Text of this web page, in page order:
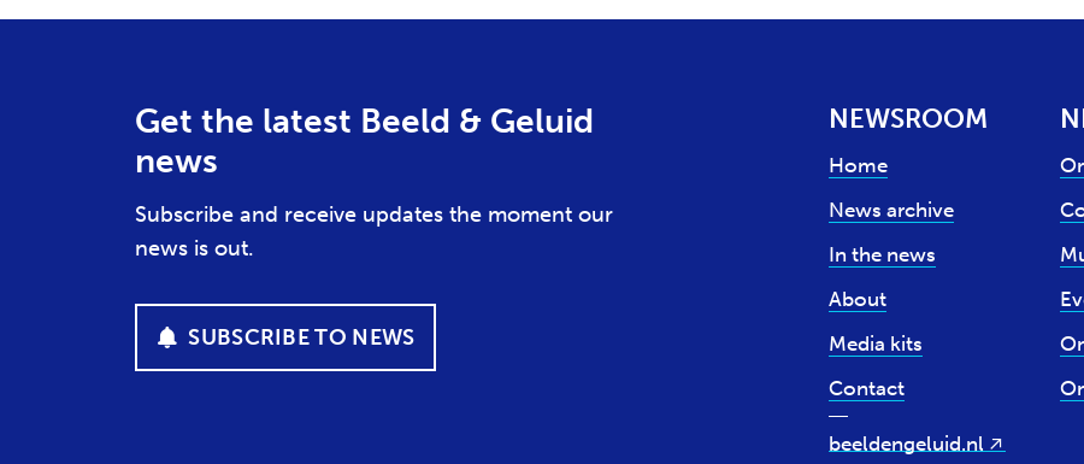
Get the latest Beeld & Geluid
news
Subscribe and receive updates the moment our
news is out.
SUBSCRIBE TO NEWS
NEWSROOM
Home
News archive
In the news
About
Media kits
Contact
beeldengeluid.nl